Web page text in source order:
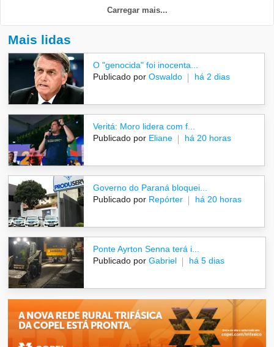
Carregar mais...
Mais lidas
O "genocida" foi inocenta...
Publicado por Oswaldo há 2 dias
Veritá: Moro lidera com f...
Publicado por Eliane há 20 horas
Governo do Paraná bloquei...
Publicado por Repórter há 20 horas
Ponte Ayrton Senna terá i...
Publicado por Gabriel há 5 dias